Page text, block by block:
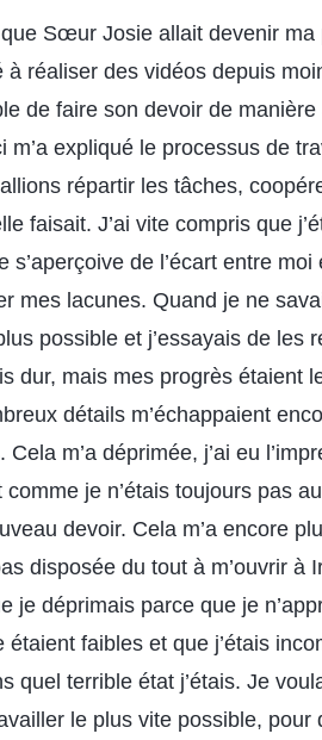
Sœur Josie allait devenir ma
réaliser des vidéos depuis
de faire son devoir de
m’a expliqué le processus de
répartir les tâches,
faisait. J’ai vite compris que
s’aperçoive de l’écart entre
mes lacunes. Quand je ne
possible et j’essayais de les
dur, mais mes progrès étaient
détails m’échappaient
m’a déprimée, j’ai eu
je n’étais toujours pas
devoir. Cela m’a encore
disposée du tout à m’ouvrir à
je déprimais parce que je
faibles et que j’étais
quel terrible état j’étais. Je
le plus vite possible,